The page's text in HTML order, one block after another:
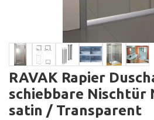
RAVAK Rapier
schiebbare Nischtür
satin / Transparent